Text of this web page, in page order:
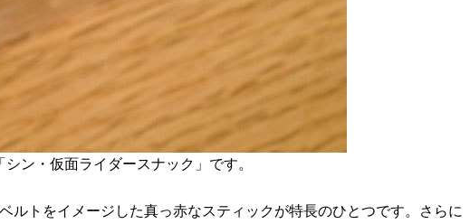
ン・仮面ライダースナック」です。
トをイメージした真っ赤なスティックが特長のひとつです。さらに